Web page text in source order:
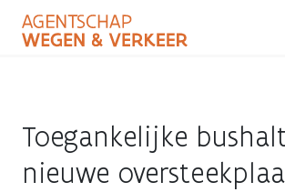
naar
Toegankelijke
nieuwe